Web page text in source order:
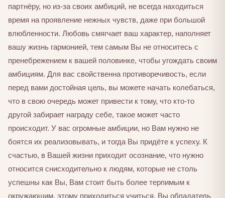
партнёру, но из-за своих амбиций, не всегда находиться
время на проявление нежных чувств, даже при большой
влюбленности. Любовь смягчает ваш характер, наполняет
вашу жизнь гармонией, тем самым Вы не относитесь с
пренебрежением к вашей половинке, чтобы угождать своим
амбициям. Для вас свойственна противоречивость, если
перед вами достойная цель, вы можете начать колебаться,
что в свою очередь может привести к тому, что кто-то
другой забирает награду себе, такое может часто
происходит. У вас огромные амбиции, но Вам нужно не
боятся их реализовывать, и тогда Вы придёте к успеху. К
счастью, в Вашей жизни приходит осознание, что нужно
относится снисходительно к людям, которые не столь
успешны как Вы, Вам стоит быть более терпимым к
окружающим, этому приходиться учиться. Вы обладатель